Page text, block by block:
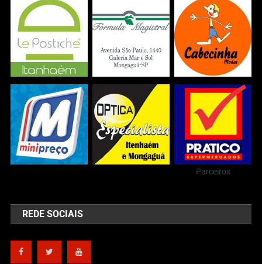
Parceiros
REDE SOCIAIS